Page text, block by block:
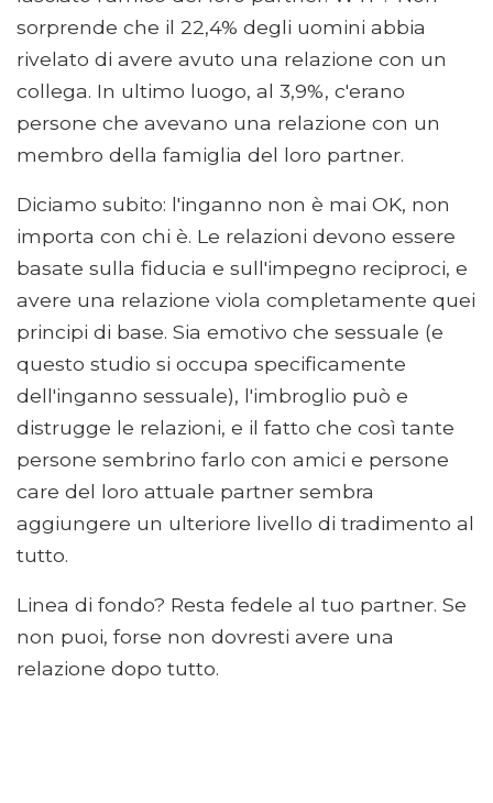
sorprende che il 22,4% degli uomini abbia
rivelato di avere avuto una relazione con un
collega. In ultimo luogo, al 3,9%, c'erano
persone che avevano una relazione con un
membro della famiglia del loro partner.
Diciamo subito: l'inganno non è mai OK, non
importa con chi è. Le relazioni devono essere
basate sulla fiducia e sull'impegno reciproci, e
avere una relazione viola completamente quei
principi di base. Sia emotivo che sessuale (e
questo studio si occupa specificamente
dell'inganno sessuale), l'imbroglio può e
distrugge le relazioni, e il fatto che così tante
persone sembrino farlo con amici e persone
care del loro attuale partner sembra
aggiungere un ulteriore livello di tradimento al
tutto.
Linea di fondo? Resta fedele al tuo partner. Se
non puoi, forse non dovresti avere una
relazione dopo tutto.